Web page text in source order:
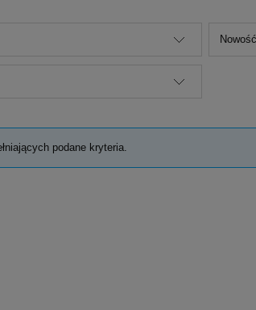
podane kryteria.